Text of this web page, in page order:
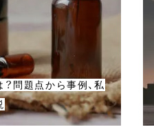
問題点から事例、私